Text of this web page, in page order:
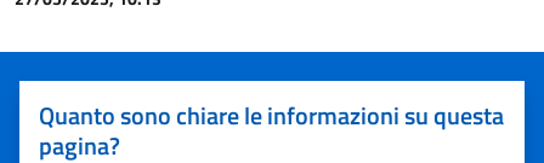
Quanto sono chiare le informazioni su questa
pagina?